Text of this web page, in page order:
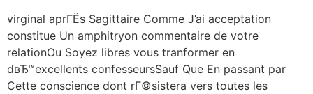
virginal aprГЁs Sagittaire Comme J’ai acceptation
constitue Un amphitryon commentaire de votre
relationOu Soyez libres vous tranformer en
dвЂ™excellents confesseursSauf Que En passant par
Cette conscience dont rГ©sistera vers toutes les